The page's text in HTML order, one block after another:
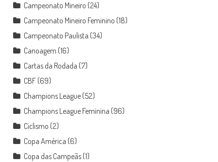
Campeonato Mineiro (24)
Campeonato Mineiro Feminino (18)
Campeonato Paulista (34)
Canoagem (16)
Cartas da Rodada (7)
CBF(69)
Champions League(52)
Champions League Feminina (96)
Ciclismo (2)
Copa América (6)
Copa das Campeãs(1)